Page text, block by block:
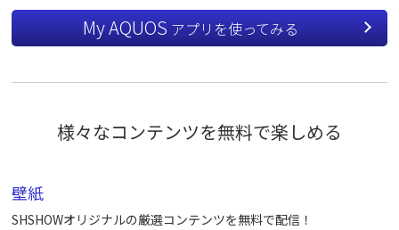
My AQUOSアプリを使ってみる
様々なコンテンツを無料で楽しめる
壁紙
SHSHOWオリジナルの厳選コンテンツを無料で配信！